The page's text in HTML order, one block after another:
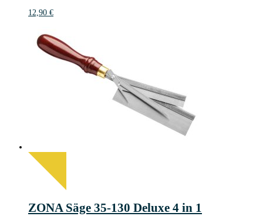
12,90 €
ZONA Säge 35-130 Deluxe 4 in 1